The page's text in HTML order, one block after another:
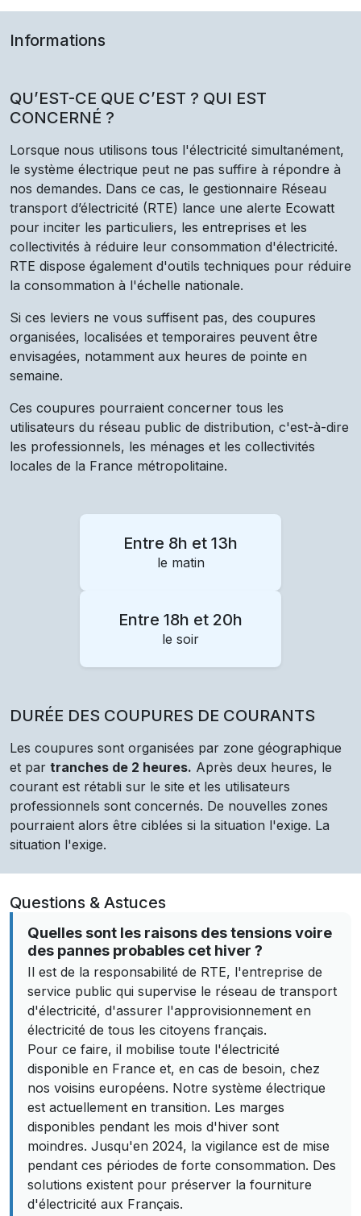
Informations
QU’EST-CE QUE C’EST ? QUI EST
CONCERNÉ ?
Lorsque nous utilisons tous l'électricité simultanément,
le système électrique peut ne pas suffire à répondre à
nos demandes. Dans ce cas, le gestionnaire Réseau
transport d’électricité (RTE) lance une alerte Ecowatt
pour inciter les particuliers, les entreprises et les
collectivités à réduire leur consommation d'électricité.
RTE dispose également d'outils techniques pour réduire
la consommation à l'échelle nationale.
Si ces leviers ne vous suffisent pas, des coupures
organisées, localisées et temporaires peuvent être
envisagées, notamment aux heures de pointe en
semaine.
Ces coupures pourraient concerner tous les
utilisateurs du réseau public de distribution, c'est-à-dire
les professionnels, les ménages et les collectivités
locales de la France métropolitaine.
Entre 8h et 13h
le matin
Entre 18h et 20h
le soir
DURÉE DES COUPURES DE COURANTS
Les coupures sont organisées par zone géographique
et par tranches de 2 heures. Après deux heures, le
courant est rétabli sur le site et les utilisateurs
professionnels sont concernés. De nouvelles zones
pourraient alors être ciblées si la situation l'exige. La
situation l'exige.
Questions & Astuces
Quelles sont les raisons des tensions voire
des pannes probables cet hiver ?
Il est de la responsabilité de RTE, l'entreprise de
service public qui supervise le réseau de transport
d'électricité, d'assurer l'approvisionnement en
électricité de tous les citoyens français.
Pour ce faire, il mobilise toute l'électricité
disponible en France et, en cas de besoin, chez
nos voisins européens. Notre système électrique
est actuellement en transition. Les marges
disponibles pendant les mois d'hiver sont
moindres. Jusqu'en 2024, la vigilance est de mise
pendant ces périodes de forte consommation. Des
solutions existent pour préserver la fourniture
d'électricité aux Français.